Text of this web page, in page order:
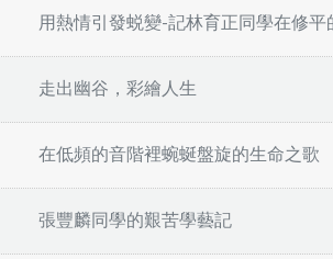
用熱情引發蜕變-記林育正同學在修平
走出幽谷，彩繪人生
在低頻的音階裡蜿蜒盤旋的生命之歌
張豐麟同學的艱苦學藝記